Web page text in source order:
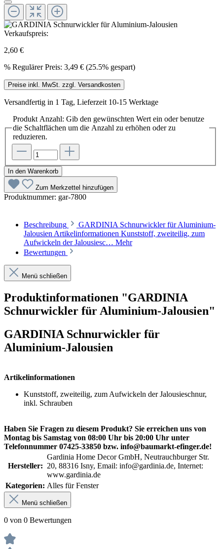
Verkaufspreis:
2,60 €
% Regulärer Preis: 3,49 € (25.5% gespart)
Preise inkl. MwSt. zzgl. Versandkosten
Versandfertig in 1 Tag, Lieferzeit 10-15 Werktage
Produkt Anzahl: Gib den gewünschten Wert ein oder benutze
die Schaltflächen um die Anzahl zu erhöhen oder zu
reduzieren.
In den Warenkorb
Zum Merkzettel hinzufügen
Produktnummer: gar-7800
Beschreibung
GARDINIA Schnurwickler für Aluminium-
Jalousien Artikelinformationen Kunststoff, zweiteilig, zum
Aufwickeln der Jalousiesc… Mehr
Bewertungen
Menü schließen
Produktinformationen "GARDINIA
Schnurwickler für Aluminium-Jalousien"
GARDINIA Schnurwickler für
Aluminium-Jalousien
Artikelinformationen
Kunststoff, zweiteilig, zum Aufwickeln der Jalousieschnur,
inkl. Schrauben
Haben Sie Fragen zu diesem Produkt? Sie erreichen uns von
Montag bis Samstag von 08:00 Uhr bis 20:00 Uhr unter
Telefonnummer 07425-33850 bzw. info@baumarkt-efinger.de!
Hersteller:
Gardinia Home Decor GmbH, Neutrauchburger Str.
20, 88316 Isny, Email: info@gardinia.de, Internet:
www.gardinia.de
Kategorien: Alles für Fenster
Menü schließen
0 von 0 Bewertungen